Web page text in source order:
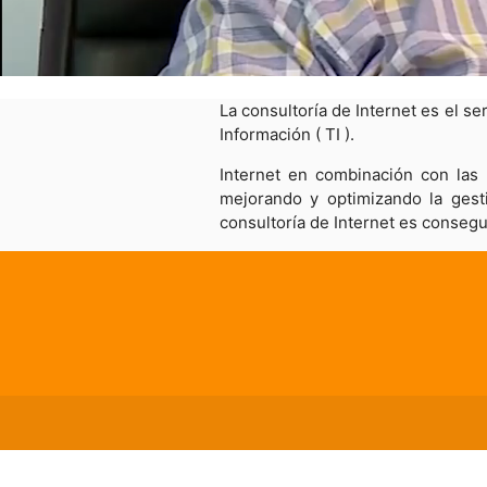
La consultoría de Internet es el
Información ( TI ).
Internet en combinación con
mejorando y optimizando la
consultoría de Internet es